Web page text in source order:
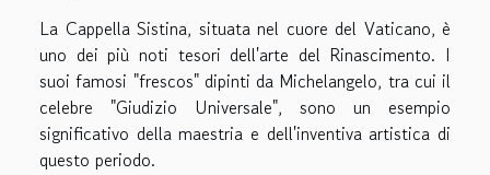
La Cappella Sistina, situata nel cuore del Vaticano, è
uno dei più noti tesori dell'arte del Rinascimento. I
suoi famosi "frescos" dipinti da Michelangelo, tra cui il
celebre "Giudizio Universale", sono un esempio
significativo della maestria e dell'inventiva artistica di
questo periodo.